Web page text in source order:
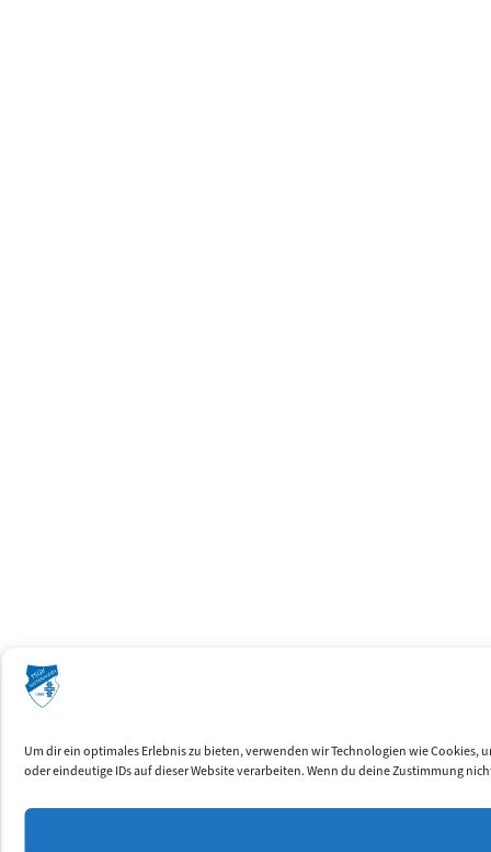
Um dir ein optimales Erlebnis zu bieten, verwenden wir Technologien wie
oder eindeutige IDs auf dieser Website verarbeiten. Wenn du deine Zustimmung